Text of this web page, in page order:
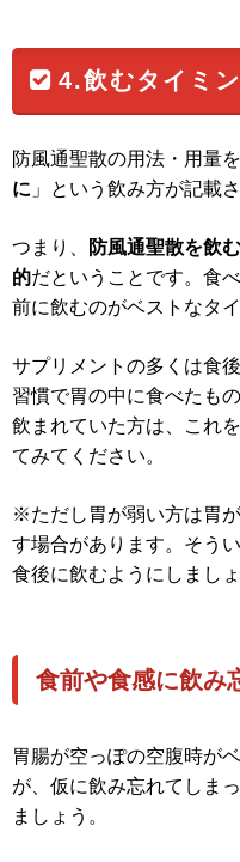
4.飲むタイミ
防風通聖散の用法・用量
に 」という飲み方が記載
つまり、 防風通聖散を飲
的だということです。食
前に飲むのがベストなタ
サプリメントの多くは食
習慣で胃の中に食べたも
飲まれていた方は、これ
てみてください。
※ただし胃が弱い方は胃
す場合があります。そう
食後に飲むようにしましょ
食前や食感に飲み
胃腸が空っぽの空腹時が
が、仮に飲み忘れてしま
ましょう。